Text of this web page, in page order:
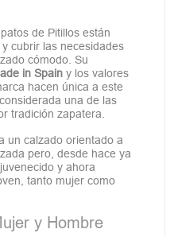
de Pitillos están
cubrir las necesidades
cómodo. Su
in Spain y los valores
hacen única a este
una de las
tradición zapatera.
un calzado orientado a
pero, desde hace ya
y ahora
tanto mujer como
y Hombre